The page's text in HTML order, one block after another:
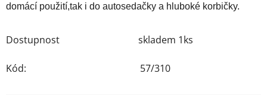
domácí použití,tak i do autosedačky a hluboké korbičky.
Dostupnost skladem 1ks
Kód: 57/310